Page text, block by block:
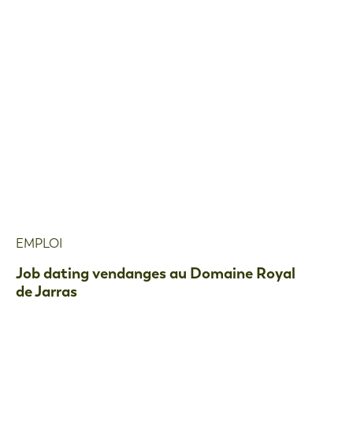
EMPLOI
Job dating vendanges au Domaine Royal
de Jarras